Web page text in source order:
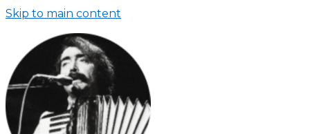
Skip to main content